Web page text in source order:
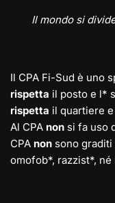
Il mondo si
Il CPA Fi-Sud è uno
rispetta il posto e l*
rispetta il quartiere
Al CPA non si fa uso
CPA non sono
omofob*, razzist*,